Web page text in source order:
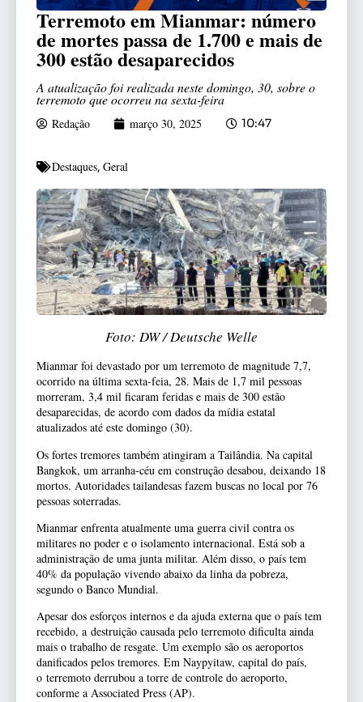
Terremoto em Mianmar: número
de mortes passa de 1.700 e mais de
300 estão desaparecidos
A atualização foi realizada neste domingo, 30, sobre o
terremoto que ocorreu na sexta-feira
Redação março 30, 2025 10:47
Destaques, Geral
Foto: DW / Deutsche Welle
Mianmar foi devastado por um terremoto de magnitude 7,7,
ocorrido na última sexta-feia, 28. Mais de 1,7 mil pessoas
morreram, 3,4 mil ficaram feridas e mais de 300 estão
desaparecidas, de acordo com dados da mídia estatal
atualizados até este domingo (30).
Os fortes tremores também atingiram a Tailândia. Na capital
Bangkok, um arranha-céu em construção desabou, deixando 18
mortos. Autoridades tailandesas fazem buscas no local por 76
pessoas soterradas.
Mianmar enfrenta atualmente uma guerra civil contra os
militares no poder e o isolamento internacional. Está sob a
administração de uma junta militar. Além disso, o país tem
40% da população vivendo abaixo da linha da pobreza,
segundo o Banco Mundial.
Apesar dos esforços internos e da ajuda externa que o país tem
recebido, a destruição causada pelo terremoto dificulta ainda
mais o trabalho de resgate. Um exemplo são os aeroportos
danificados pelos tremores. Em Naypyitaw, capital do país,
o terremoto derrubou a torre de controle do aeroporto,
conforme a Associated Press (AP).